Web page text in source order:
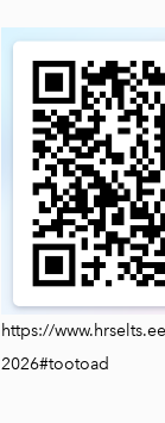
https://
2026#tootoad